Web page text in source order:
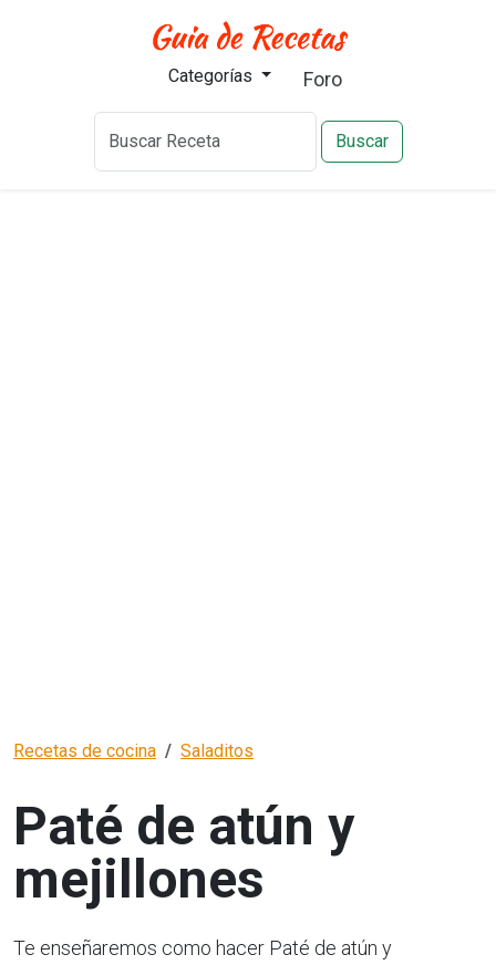
Categorías Foro
Buscar
Recetas de cocina Saladitos
Paté de atún y
mejillones
Te enseñaremos como hacer Paté de atún y